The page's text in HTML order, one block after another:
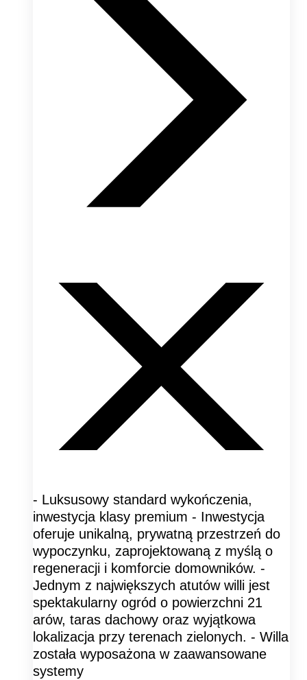
- Luksusowy standard wykończenia,
inwestycja klasy premium - Inwestycja
oferuje unikalną, prywatną przestrzeń do
wypoczynku, zaprojektowaną z myślą o
regeneracji i komforcie domowników. -
Jednym z największych atutów willi jest
spektakularny ogród o powierzchni 21
arów, taras dachowy oraz wyjątkowa
lokalizacja przy terenach zielonych. - Willa
została wyposażona w zaawansowane
systemy